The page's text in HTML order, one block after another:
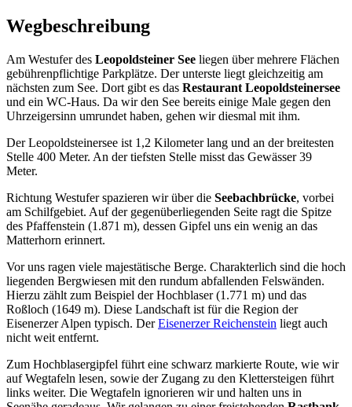
Wegbeschreibung
Am Westufer des Leopoldsteiner See liegen über mehrere Flächen
gebührenpflichtige Parkplätze. Der unterste liegt gleichzeitig am
nächsten zum See. Dort gibt es das Restaurant Leopoldsteinersee
und ein WC-Haus. Da wir den See bereits einige Male gegen den
Uhrzeigersinn umrundet haben, gehen wir diesmal mit ihm.
Der Leopoldsteinersee ist 1,2 Kilometer lang und an der breitesten
Stelle 400 Meter. An der tiefsten Stelle misst das Gewässer 39
Meter.
Richtung Westufer spazieren wir über die Seebachbrücke, vorbei
am Schilfgebiet. Auf der gegenüberliegenden Seite ragt die Spitze
des Pfaffenstein (1.871 m), dessen Gipfel uns ein wenig an das
Matterhorn erinnert.
Vor uns ragen viele majestätische Berge. Charakterlich sind die hoch
liegenden Bergwiesen mit den rundum abfallenden Felswänden.
Hierzu zählt zum Beispiel der Hochblaser (1.771 m) und das
Roßloch (1649 m). Diese Landschaft ist für die Region der
Eisenerzer Alpen typisch. DerEisenerzer Reichenstein liegt auch
nicht weit entfernt.
Zum Hochblasergipfel führt eine schwarz markierte Route, wie wir
auf Wegtafeln lesen, sowie der Zugang zu den Klettersteigen führt
links weiter. Die Wegtafeln ignorieren wir und halten uns in